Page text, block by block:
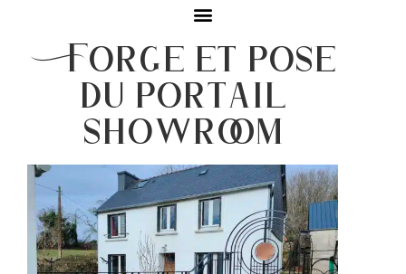
Forge et pose
du portail
showroom